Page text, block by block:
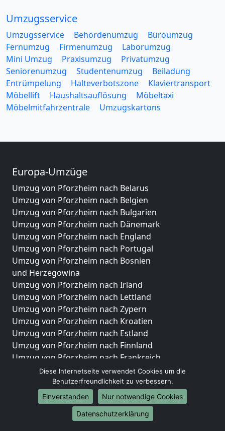
Umzugsservice
Umzugsservice Behördenumzug
Büroumzug
Fernumzug
Firmenumzug
Laborumzug
Mini Umzug
Praxisumzug
Privatumzug
Seniorenumzug
Studentenumzug
Beiladung
Entrümpelung
Halteverbotszone
Klaviertransport
Möbellift
Haushaltsauflösung
Möbeltaxi
Möbelmitfahrzentrale
Umzugskartons
Europa-Umzüge
Umzug von Pforzheim nach Belarus
Umzug von Pforzheim nach Belgien
Umzug von Pforzheim nach Bulgarien
Umzug von Pforzheim nach Dänemark
Umzug von Pforzheim nach England
Umzug von Pforzheim nach Portugal
Umzug von Pforzheim nach Bosnien
und Herzegowina
Umzug von Pforzheim nach Irland
Umzug von Pforzheim nach Lettland
Umzug von Pforzheim nach Zypern
Umzug von Pforzheim nach Kroatien
Umzug von Pforzheim nach Estland
Umzug von Pforzheim nach Finnland
Umzug von Pforzheim nach Frankreich
Umzug von Pforzheim nach Griechenland
Umzug von Pforzheim nach Italien
Umzug von Pforzheim nach Liechtenstein
Umzug von Pforzheim nach Luxemburg
Umzug von Pforzheim nach Niederlande
Diese Internetseite verwendet Cookies um die
Benutzerfreundlichkeit zu verbessern.
Einverstanden
Nur notwendige Cookies
Datenschutzerklärung